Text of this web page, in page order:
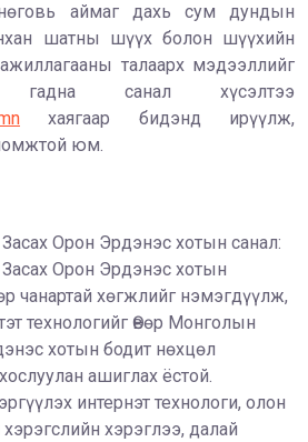
аймаг дахь сум дундын
шатны шүүх болон шүүхийн
талаарх мэдээллийг
санал хүсэлтээ
хаягаар бидэнд ирүүлж,
юм.
Засах Орон Эрдэнэс хотын санал:
Засах Орон Эрдэнэс хотын
чанартай хөгжлийг нэмэгдүүлж,
технологийг Өвөр Монголын
хотын бодит нөхцөл
ашиглах ёстой.
интернэт технологи, олон
хэрэглээ, далай